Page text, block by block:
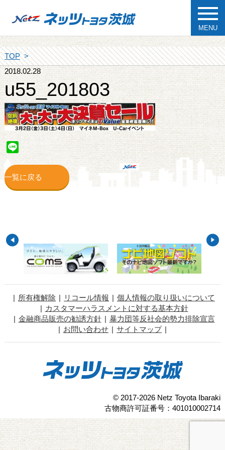
MENU
TOP
2018.02.28
u55_201803
Line
一覧に戻る
所有権解除 リコール情報
個人情報の取り扱いについて
カスタマーハラスメントに対する基本方針
金融商品販売の勧誘方針
暴力団等反社会的勢力排除宣言
お問い合わせ
サイトマップ
© 2017-2026 Netz Toyota Ibaraki
古物商許可証番号：401010002714